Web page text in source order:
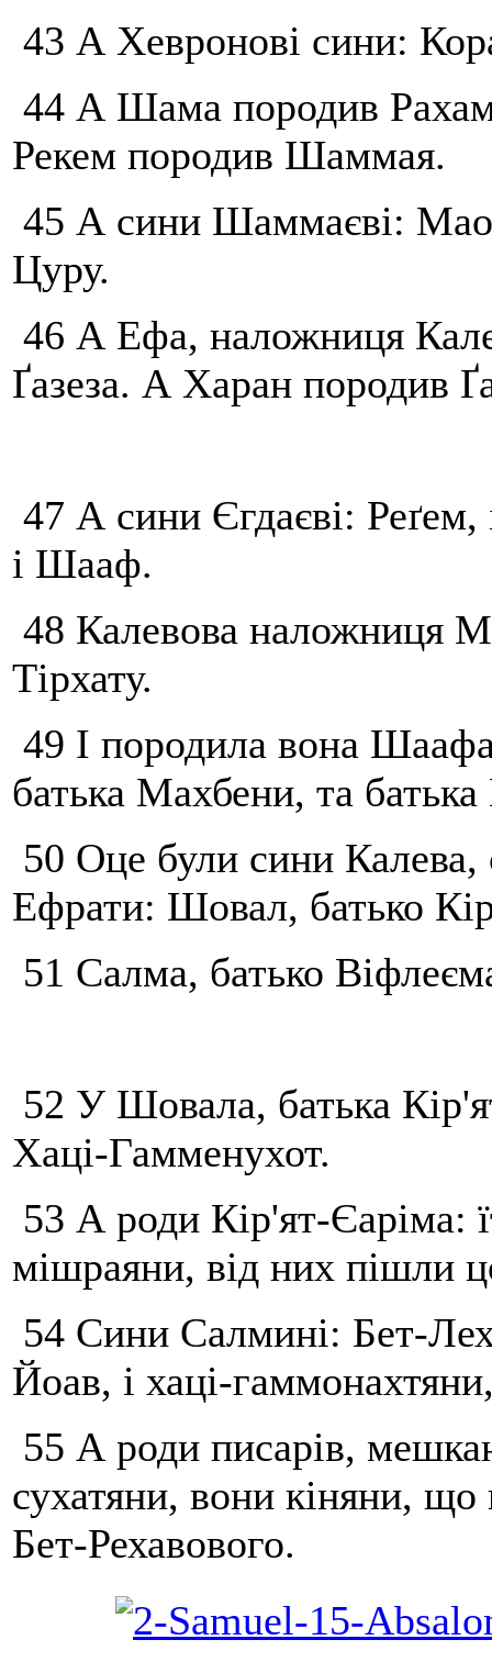
43 А Хевронові сини:
44 А Шама породив
Рекем породив Шаммая.
45 А сини Шаммаєві:
Цуру.
46 А Ефа, наложниця
Ґазеза. А Харан породив
47 А сини Єгдаєві:
і Шааф.
48 Калевова наложниця
Тірхату.
49 І породила вона
батька Махбени, та
50 Оце були сини
Ефрати: Шовал, батько
51 Салма, батько
52 У Шовала, батька
Хаці-Гамменухот.
53 А роди Кір'ят-Єаріма:
мішраяни, від них пішли
54 Сини Салмині: Бет-
Йоав, і хаці-
55 А роди писарів,
сухатяни, вони кіняни, що
Бет-Рехавового.